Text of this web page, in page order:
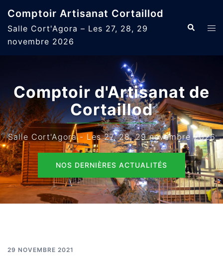
contenu
Comptoir Artisanat Cortaillod
Salle Cort'Agora – Les 27, 28, 29
novembre 2026
Comptoir d'Artisanat de
Cortaillod
Salle Cort'Agora - Les 27, 28, 29 novembre 2026
NOS DERNIÈRES ACTUALITÉS
29 NOVEMBRE 2021